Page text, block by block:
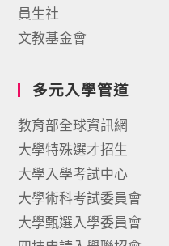
員生社
文教基金會
多元入學管道
教育部全球資訊網
大學特殊選才招生
大學入學考試中心
大學術科考試委員會
大學甄選入學委員會